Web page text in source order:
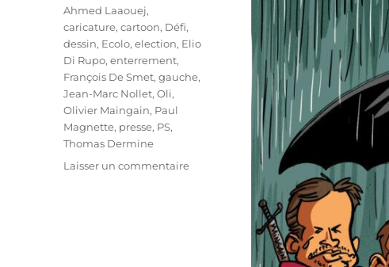
Étiquettes
Ahmed Laaouej,
caricature,cartoon, Défi,
dessin, Ecolo,election, Elio
Di Rupo,enterrement,
François De Smet,gauche,
Jean-Marc Nollet,Oli,
Olivier Maingain, Paul
Magnette, presse, PS,
Thomas Dermine
Laisser un commentairesur